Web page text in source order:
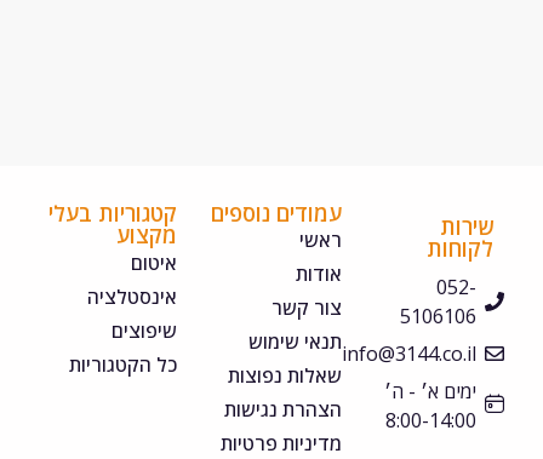
052-
5106106
info@3144.co.il
ימים א׳ - ה׳
8:00-14:00
עמודים נוספים
צור קשר
תנאי שימוש
שאלות נפוצות
הצהרת נגישות
מדיניות פרטיות
קטגוריות בעלי
אינסטלציה
שיפוצים
כל הקטגוריות